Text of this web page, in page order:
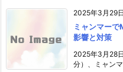
2025年3月29日
ミャンマー
影響と対策
2025年3月28
分）、ミャン